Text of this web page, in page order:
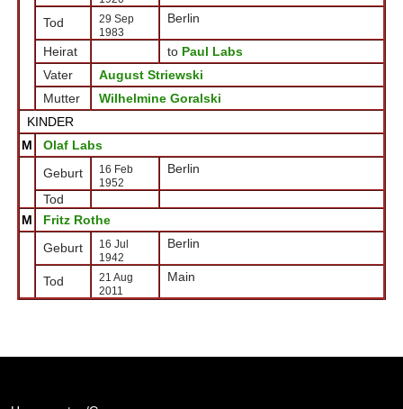
Tod
29 Sep
1983
Berlin
Heirat to Paul Labs
Vater
August Striewski
Mutter
Wilhelmine Goralski
KINDER
M
Olaf Labs
Geburt
16 Feb
1952
Berlin
Tod
M
Fritz Rothe
Geburt
16 Jul
1942
Berlin
Tod
21 Aug
2011
Main